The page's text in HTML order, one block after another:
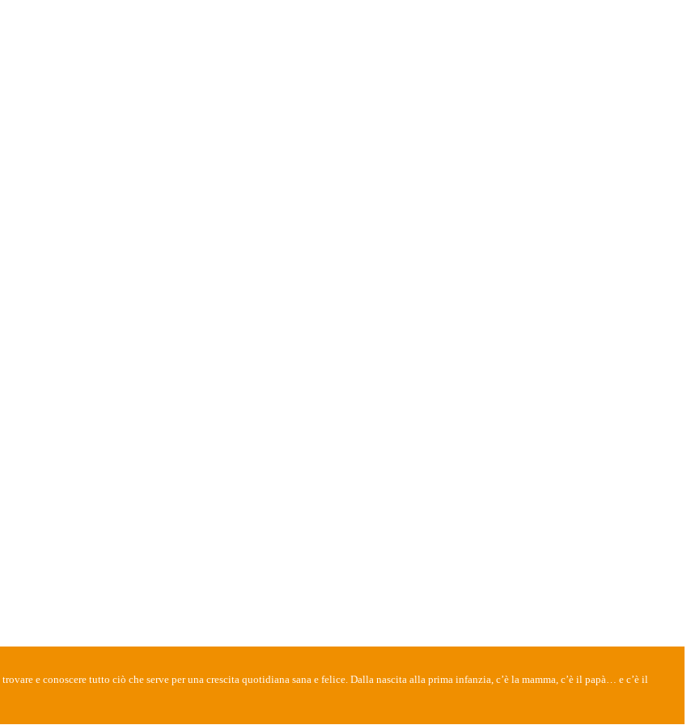
e conoscere tutto ciò che serve per una crescita quotidiana sana e felice. Dalla nascita alla prima infanzia, c’è la mamma, c’è il papà… e c’è il